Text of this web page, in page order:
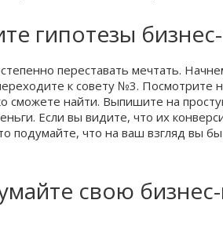
гипотезы
переставать мечтать.
к совету №3. Посмотрите
сможете найти. Выпишите на
Если вы видите, что их
подумайте, что на ваш взгляд вы
свою